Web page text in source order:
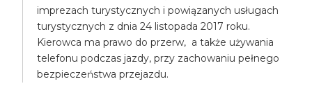
imprezach turystycznych i powiązanych usługach
turystycznych z dnia 24 listopada 2017 roku.
Kierowca ma prawo do przerw, a także używania
telefonu podczas jazdy, przy zachowaniu pełnego
bezpieczeństwa przejazdu.